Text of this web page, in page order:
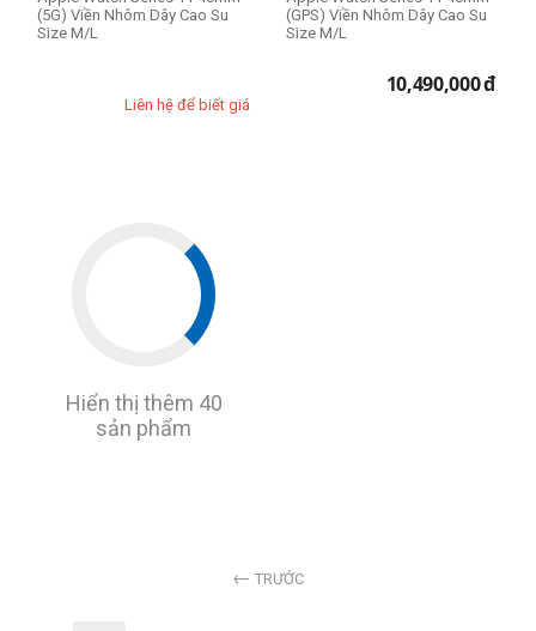
(5G) Viền Nhôm Dây Cao Su
Size M/L
Liên hệ để biết giá
(GPS) Viền Nhôm Dây Cao Su
Size M/L
10,490,000đ
Hiển thị thêm 40
sản phẩm
TRƯỚC